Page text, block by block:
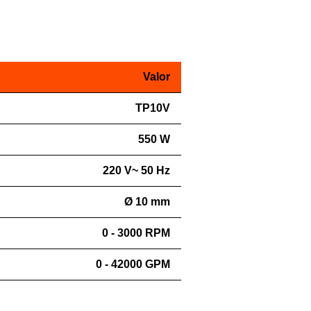
Valor
TP10V
550 W
220 V~ 50 Hz
Ø 10 mm
0 - 3000 RPM
0 - 42000 GPM